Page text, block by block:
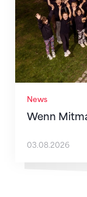
News
Wenn
03.08.2026